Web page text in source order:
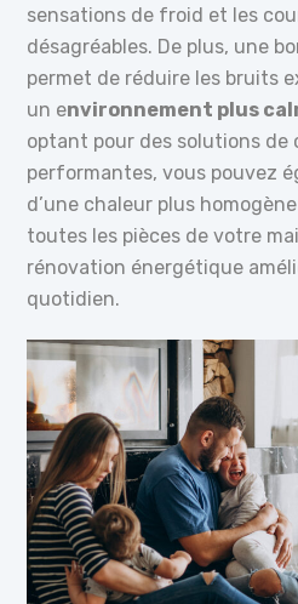
sensations de froid et les
désagréables. De plus, une
permet de réduire les bruits
un environnement plus
optant pour des solutions de
performantes, vous pouvez
d’une chaleur plus
toutes les pièces de votre
rénovation énergétique
quotidien.